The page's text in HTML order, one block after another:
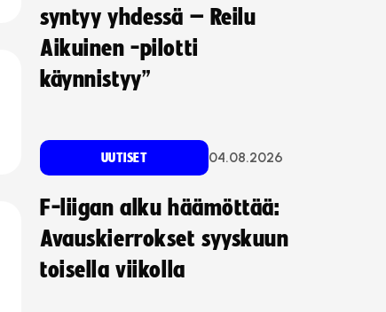
syntyy yhdessä – Reilu
Aikuinen -pilotti
käynnistyy”
UUTISET 04.08.2026
F-liigan alku häämöttää:
Avauskierrokset syyskuun
toisella viikolla